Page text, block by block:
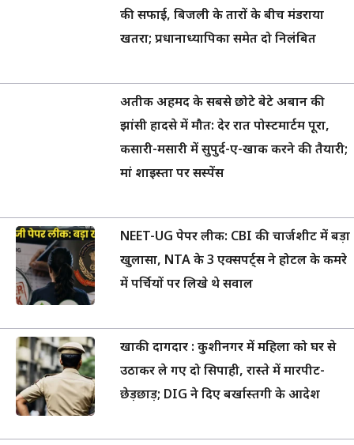
की सफाई, बिजली के तारों के बीच मंडराया
खतरा; प्रधानाध्यापिका समेत दो निलंबित
अतीक अहमद के सबसे छोटे बेटे अबान की
झांसी हादसे में मौत: देर रात पोस्टमार्टम पूरा,
कसारी-मसारी में सुपुर्द-ए-खाक करने की तैयारी;
मां शाइस्ता पर सस्पेंस
NEET-UG पेपर लीक: CBI की चार्जशीट में बड़ा
खुलासा, NTA के 3 एक्सपर्ट्स ने होटल के कमरे
में पर्चियों पर लिखे थे सवाल
खाकी दागदार : कुशीनगर में महिला को घर से
उठाकर ले गए दो सिपाही, रास्ते में मारपीट-
छेड़छाड़; DIG ने दिए बर्खास्तगी के आदेश